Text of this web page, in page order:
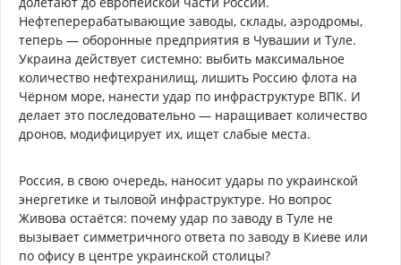
Нефтеперерабатывающие заводы, склады, аэродромы,
теперь — оборонные предприятия в Чувашии и Туле.
Украина действует системно: выбить максимальное
количество нефтехранилищ, лишить Россию флота на
Чёрном море, нанести удар по инфраструктуре ВПК. И
делает это последовательно — наращивает количество
дронов, модифицирует их, ищет слабые места.
Россия, в свою очередь, наносит удары по украинской
энергетике и тыловой инфраструктуре. Но вопрос
Живова остаётся: почему удар по заводу в Туле не
вызывает симметричного ответа по заводу в Киеве или
по офису в центре украинской столицы?